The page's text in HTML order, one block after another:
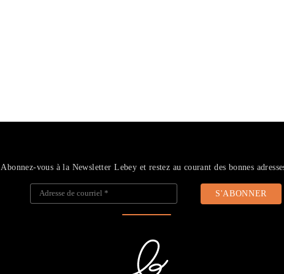
Abonnez-vous à la Newsletter Lebey et restez au courant des bonnes
Adresse de courriel*